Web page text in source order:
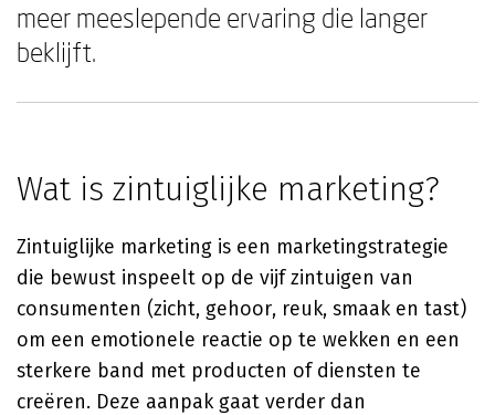
meer meeslepende ervaring die langer
beklijft.
Wat is zintuiglijke marketing?
Zintuiglijke marketing is een marketingstrategie
die bewust inspeelt op de vijf zintuigen van
consumenten (zicht, gehoor, reuk, smaak en tast)
om een emotionele reactie op te wekken en een
sterkere band met producten of diensten te
creëren. Deze aanpak gaat verder dan